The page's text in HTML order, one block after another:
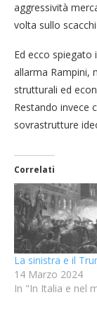
aggressività
volta sullo
Ed ecco
allarma Rampini,
strutturali ed
Restando invece
sovrastrutture
Correlati
La sinistra e il
14 Marzo 2024
In "In Italia e nel